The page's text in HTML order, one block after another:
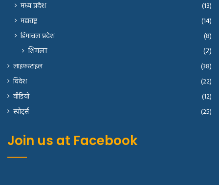
मध्य प्रदेश
(13)
महाराष्ट्र
(14)
हिमाचल प्रदेश
(8)
शिमला (2)
लाइफस्टाइल
(38)
विदेश
(22)
वीडियो
(12)
स्पोर्ट्स
(25)
Join us at Facebook